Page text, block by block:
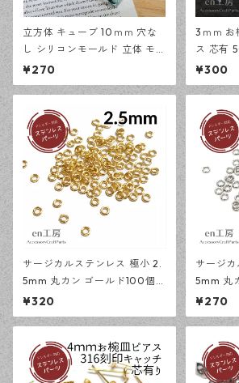
立方体 キューブ 10ｍｍ 穴な
し シリコンモールド 立体 モー
ルド レジン型 アクセサリー資
材【en工房】
¥270
3ｍｍ お
ス 芯有
ット ア
ンドメ
¥300
サージカルステンレス 極小 2.
5mm 丸カン ゴールド100個
アレルギー対応 基礎パーツ ハ
ンドメイド資材 【en工房】
¥320
サージカ
5mm 丸
アレルギ
ンドメ
¥270